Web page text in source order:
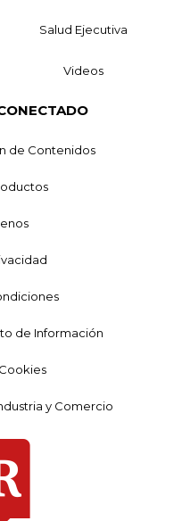
Salud Ejecutiva
Videos
de Contenidos
de Información
y Comercio